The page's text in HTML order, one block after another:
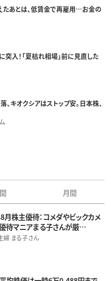
あとは、低賃金で再雇用…お金の
入！「夏枯れ相場」前に見直した
キオクシアはストップ安。日本株、
月間
月株主優待：コメダやビックカメ
待マニアまる子さんが厳…
婦 まる子さん